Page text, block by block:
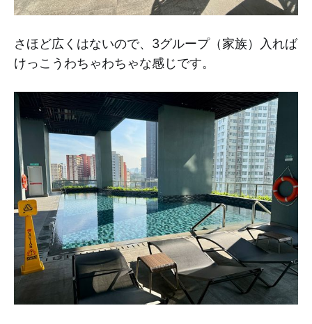
さほど広くはないので、3グループ（家族）入れば
けっこうわちゃわちゃな感じです。